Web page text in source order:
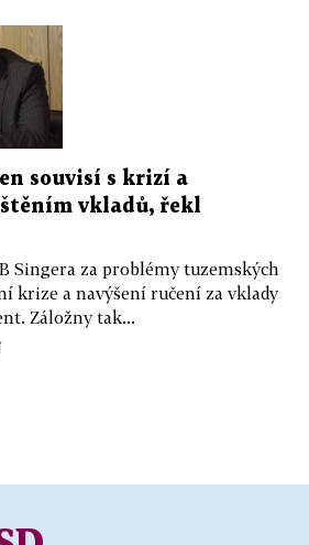
souvisí s krizí a
vkladů, řekl
Singera za problémy tuzemských
krize a navýšení ručení za vklady
Záložny tak...